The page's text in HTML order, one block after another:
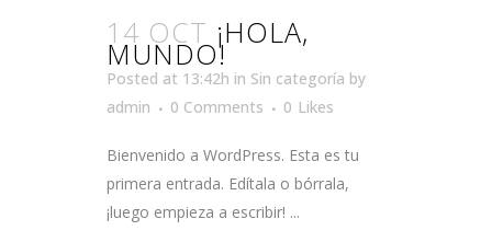
14 OCT ¡HOLA,
MUNDO!
Posted at 13:42h in Sin categoría by
admin
0 Comments 0 Likes
Bienvenido a WordPress. Esta es tu
primera entrada. Edítala o bórrala,
¡luego empieza a escribir! ...